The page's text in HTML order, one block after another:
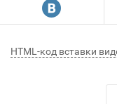
R
HTML-код вставки